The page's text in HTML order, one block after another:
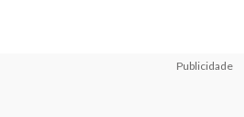
Publicidade